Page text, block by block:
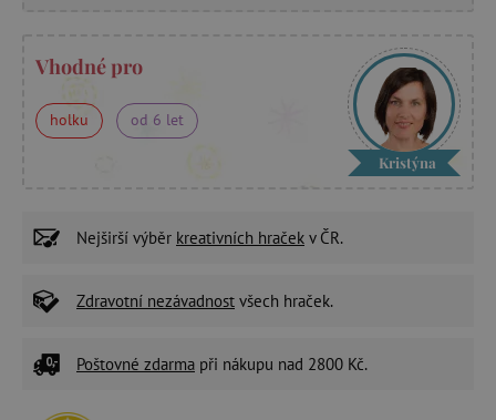
Vhodné pro
holku od 6 let
Kristýna
Nejširší výběr kreativních hraček v ČR.
Zdravotní nezávadnost všech hraček.
Poštovné zdarma při nákupu nad 2800 Kč.